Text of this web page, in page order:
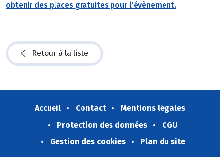
obtenir des places gratuites pour l’évènement.
Retour à la liste
Accueil Contact
Mentions légales
Protection des données
CGU
Gestion des cookies
Plan du site